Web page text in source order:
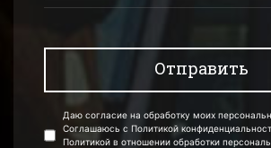
Даю согласие на обработку моих
Соглашаюсь с Политикой
Политикой в отношении обработки